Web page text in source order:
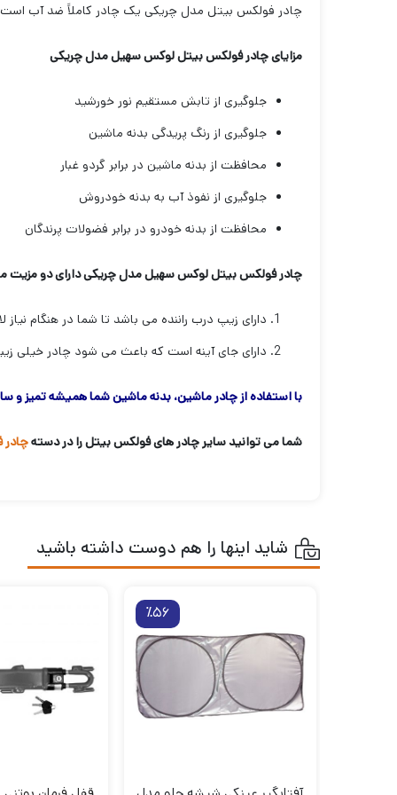
چادر فولکس بیتل مدل چریکی یک چادر کاملاََ ضد آب است و
مزایای چادر فولکس بیتل لوکس سهیل مدل چریکی
جلوگیری از تابش مستقیم نور خورشید
جلوگیری از رنگ پریدگی بدنه ماشین
محافظت از بدنه ماشین در برابر گردو غبار
جلوگیری از نفوذ آب به بدنه خودروش
محافظت از بدنه خودرو در برابر فضولات پرندگان
چادر فولکس بیتل لوکس سهیل مدل چریکی دارای دو مزیت
دارای زیپ درب راننده می باشد تا شما در هنگام
دارای جای آینه است که باعث می شود چادر خیلی
با استفاده از چادر ماشین، بدنه ماشین شما همیشه تمیز و
شما می توانید سایر چادر های فولکس بیتل را در دسته
شاید اینها را هم دوست داشته باشید
٪56